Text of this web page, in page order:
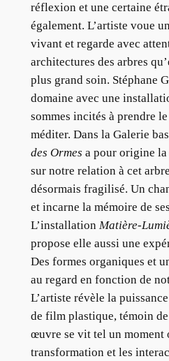
réflexion et une certaine
également. L’artiste voue
vivant et regarde avec
architectures des arbres
plus grand soin. Stéphane
domaine avec une
sommes incités à prendre
méditer. Dans la Galerie
des Ormes a pour origine
sur notre relation à cet
désormais fragilisé. Un
et incarne la mémoire de
L’installation Matière-
propose elle aussi une
Des formes organiques et
au regard en fonction de
L’artiste révèle la
de film plastique, témoin
œuvre se vit tel un moment
transformation et les